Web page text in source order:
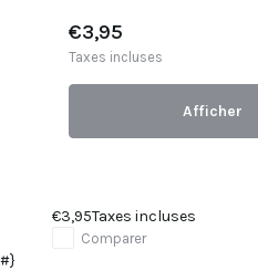
€3,95
Taxes incluses
Afficher
€3,95Taxes incluses
Comparer
#}